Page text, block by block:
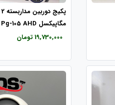
مگاپیکسل Pg-105 AHD
19,730,000 تومان